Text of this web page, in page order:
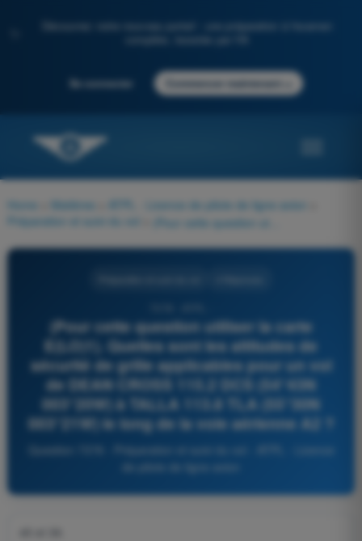
Découvrez notre nouveau portail : une préparation à l'examen
Se connecter Commencer maintenant
Home Matières ATPL - Licence de pilote de ligne avion
Préparation et suivi du vol
(Pour cette question utiliser la carte
E(LO)1). Quelles sont les altitudes de
sécurité de grille applicables pour un vol
de DEAN CROSS 115.2 DCS (54°43N
003°20W) à TALLA 113.8 TLA (55°30N
003°21W) le long de la voie aérienne A2 ?